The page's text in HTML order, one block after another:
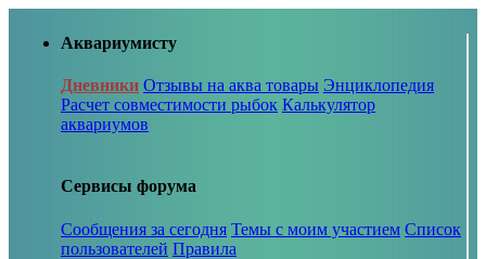
Аквариумисту
Дневники Отзывы на аква товары Энциклопедия
Расчет совместимости рыбок Калькулятор
аквариумов
Сервисы форума
Сообщения за сегодня Темы с моим участием Список
пользователей Правила